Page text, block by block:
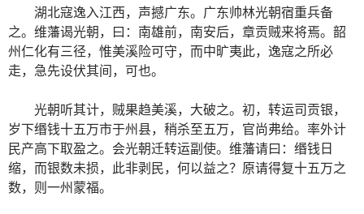
湖北寇逸入江西，声撼广东。广东帅林光朝宿重兵备
之。维藩谒光朝，曰：南雄前，南安后，章贡贼来将焉。韶
州仁化有三径，惟美溪险可守，而中旷夷此，逸寇之所必
走，急先设伏其间，可也。
光朝听其计，贼果趋美溪，大破之。初，转运司贡银，
岁下缗钱十五万市于州县，稍杀至五万，官尚弗给。率外计
民产高下取盈之。会光朝迁转运副使。维藩请曰：缗钱日
缩，而银数未损，此非剥民，何以益之？原请得复十五万之
数，则一州蒙福。